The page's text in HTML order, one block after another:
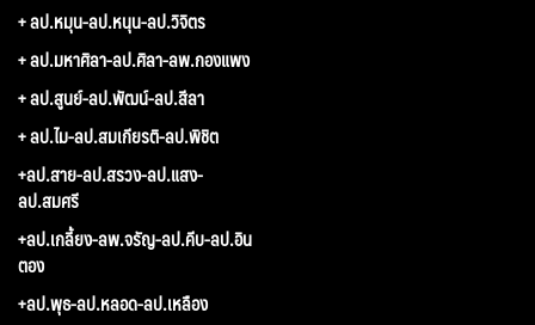
+ ลป.หมุน-ลป.หนุน-ลป.วิจิตร
+ ลป.มหาศิลา-ลป.ศิลา-ลพ.กองแพง
+ ลป.สูนย์-ลป.พัฒน์-ลป.สีลา
+ ลป.ไม-ลป.สมเกียรติ-ลป.พิชิต
+ลป.สาย-ลป.สรวง-ลป.แสง-
ลป.สมศรี
+ลป.เกลี้ยง-ลพ.จรัญ-ลป.คีบ-ลป.อิน
ตอง
+ลป.พุธ-ลป.หลอด-ลป.เหลือง